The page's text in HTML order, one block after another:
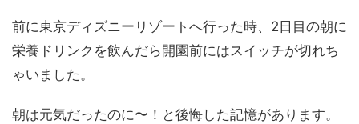
前に東京ディズニーリゾートへ行った時、2日目の朝に
栄養ドリンクを飲んだら開園前にはスイッチが切れち
ゃいました。
朝は元気だったのに〜！と後悔した記憶があります。